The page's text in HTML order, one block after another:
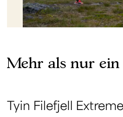
Mehr als nur
Tyin Filefjell